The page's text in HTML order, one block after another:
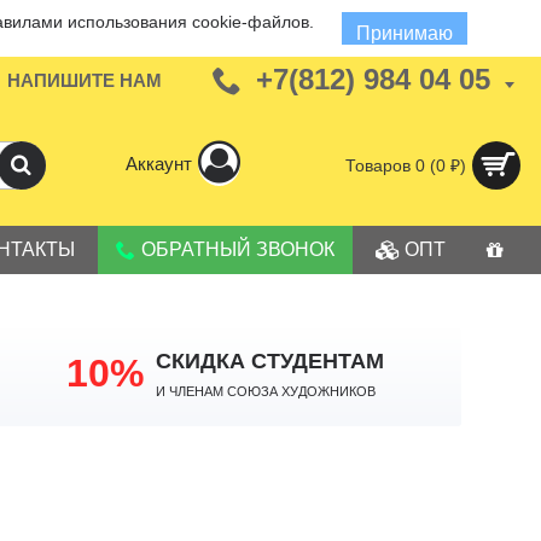
использования cookie-файлов.
Принимаю
НАПИШИТЕ НАМ +7(812) 984 04 05
Аккаунт Товаров 0 (0 ₽)
ОБРАТНЫЙ ЗВОНОК ОПТ
10% СКИДКА СТУДЕНТАМ
И членам Союза Художников